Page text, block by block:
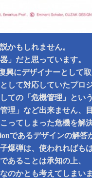
かもしれません。
」だと思っています。
興にデザイナーとして
して対応していたプロ
ての「危機管理」とい
理」など出来ません、
ってしまった危機を解
であるデザインの解答
爆弾は、使われればも
あることは承知の上、
のかとも考えてしまい